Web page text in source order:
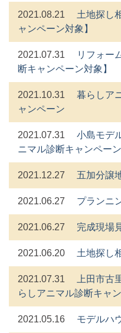
2021.08.21
土地探し
ャンペーン対象】
2021.07.31
リフォー
断キャンペーン対象】
2021.10.31
暮らしア
ャンペーン
2021.07.31
小島モデ
ニマル診断キャンペーン
2021.12.27 五加分譲
2021.06.27 プランニ
2021.06.27 完成現場
2021.06.20 土地探し
2021.07.31
上田市古
らしアニマル診断キャ
2021.05.16 モデルハ